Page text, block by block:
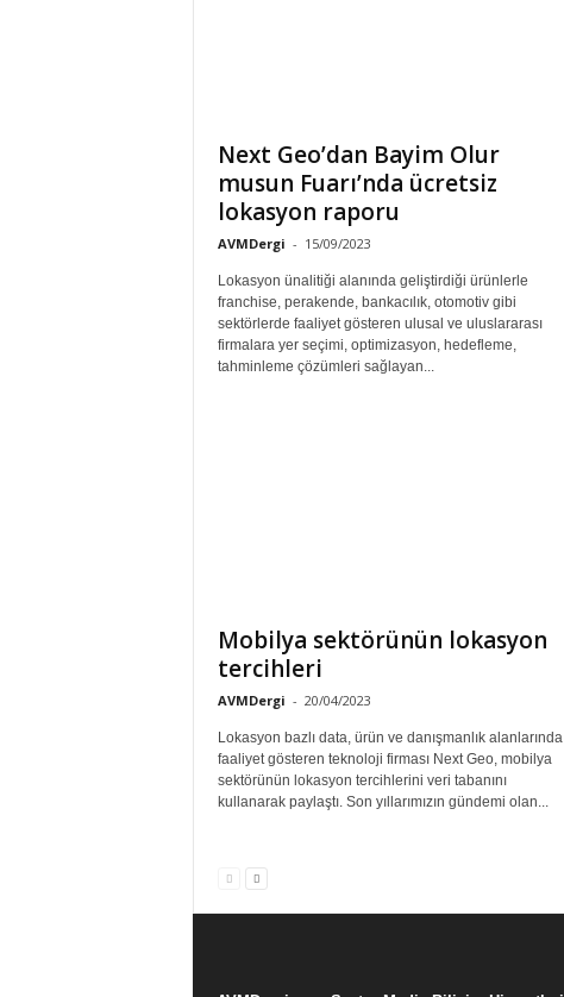
Next Geo’dan Bayim Olur
musun Fuarı’nda ücretsiz
lokasyon raporu
AVMDergi - 15/09/2023
Lokasyon ünalitiği alanında geliştirdiği ürünlerle
franchise, perakende, bankacılık, otomotiv gibi
sektörlerde faaliyet gösteren ulusal ve uluslararası
firmalara yer seçimi, optimizasyon, hedefleme,
tahminleme çözümleri sağlayan...
Mobilya sektörünün lokasyon
tercihleri
AVMDergi - 20/04/2023
Lokasyon bazlı data, ürün ve danışmanlık alanlarında
faaliyet gösteren teknoloji firması Next Geo, mobilya
sektörünün lokasyon tercihlerini veri tabanını
kullanarak paylaştı. Son yıllarımızın gündemi olan...